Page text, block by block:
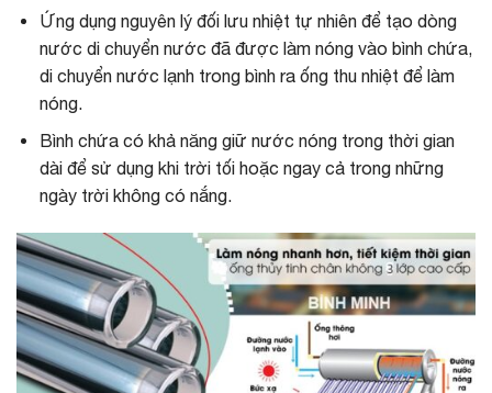
Ứng dụng nguyên lý đối lưu nhiệt tự nhiên để tạo dòng
nước di chuyển nước đã được làm nóng vào bình chứa,
di chuyển nước lạnh trong bình ra ống thu nhiệt để làm
nóng.
Bình chứa có khả năng giữ nước nóng trong thời gian
dài để sử dụng khi trời tối hoặc ngay cả trong những
ngày trời không có nắng.